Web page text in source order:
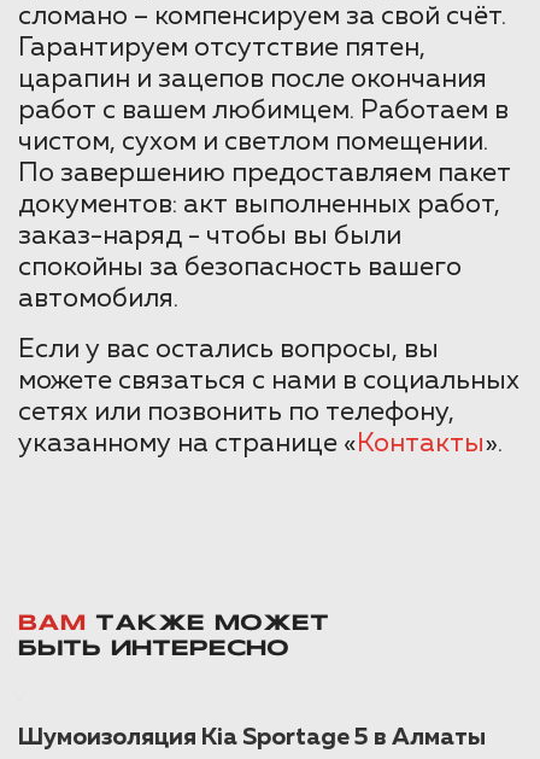
сломано – компенсируем за свой счёт.
Гарантируем отсутствие пятен,
царапин и зацепов после окончания
работ с вашем любимцем. Работаем в
чистом, сухом и светлом помещении.
По завершению предоставляем пакет
документов: акт выполненных работ,
заказ-наряд - чтобы вы были
спокойны за безопасность вашего
автомобиля.
Если у вас остались вопросы, вы
можете связаться с нами в социальных
сетях или позвонить по телефону,
указанному на странице «Контакты».
ВАМ
ТАКЖЕ МОЖЕТ
БЫТЬ ИНТЕРЕСНО
Шумоизоляция Kia Sportage 5 в Алматы